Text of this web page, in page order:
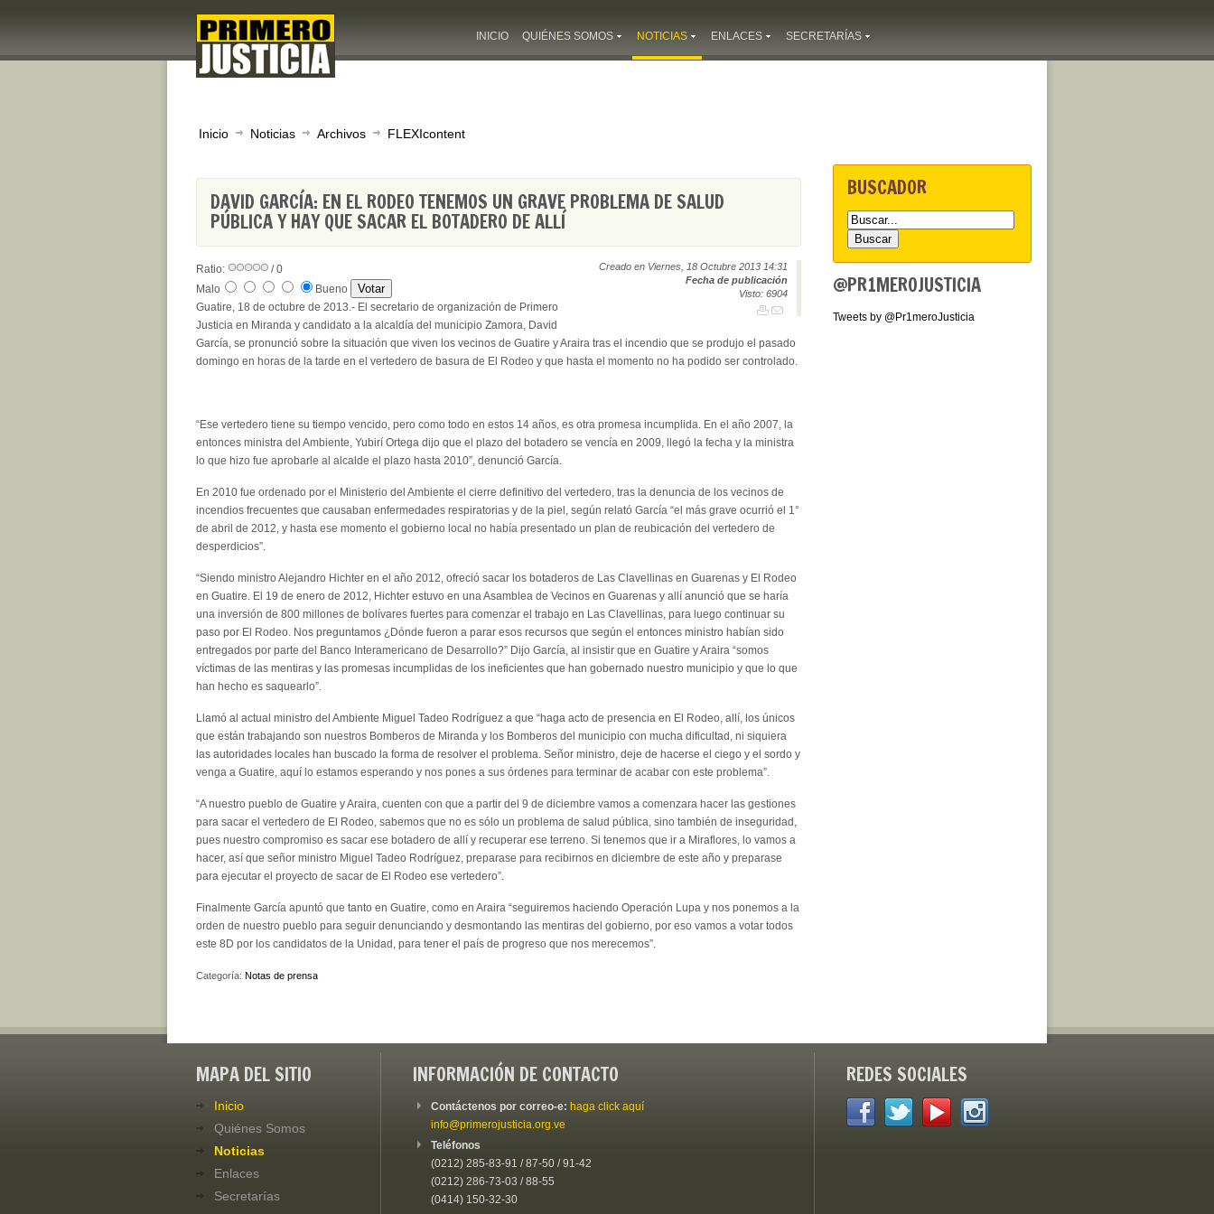
INICIO QUIÉNES SOMOS NOTICIAS ENLACES SECRETARÍAS
Inicio Noticias Archivos FLEXIcontent
DAVID GARCÍA: EN EL RODEO TENEMOS UN GRAVE PROBLEMA DE SALUD
PÚBLICA Y HAY QUE SACAR EL BOTADERO DE ALLÍ
Creado en Viernes, 18 Octubre 2013 14:31
Fecha de publicación
Visto: 6904
Ratio:
/ 0
Malo
Bueno
Guatire, 18 de octubre de 2013.- El secretario de organización de Primero
Justicia en Miranda y candidato a la alcaldía del municipio Zamora, David
García, se pronunció sobre la situación que viven los vecinos de Guatire y Araira tras el incendio que se produjo el pasado
domingo en horas de la tarde en el vertedero de basura de El Rodeo y que hasta el momento no ha podido ser controlado.
“Ese vertedero tiene su tiempo vencido, pero como todo en estos 14 años, es otra promesa incumplida. En el año 2007, la
entonces ministra del Ambiente, Yubirí Ortega dijo que el plazo del botadero se vencía en 2009, llegó la fecha y la ministra
lo que hizo fue aprobarle al alcalde el plazo hasta 2010”, denunció García.
En 2010 fue ordenado por el Ministerio del Ambiente el cierre definitivo del vertedero, tras la denuncia de los vecinos de
incendios frecuentes que causaban enfermedades respiratorias y de la piel, según relató García “el más grave ocurrió el 1°
de abril de 2012, y hasta ese momento el gobierno local no había presentado un plan de reubicación del vertedero de
desperdicios”.
“Siendo ministro Alejandro Hichter en el año 2012, ofreció sacar los botaderos de Las Clavellinas en Guarenas y El Rodeo
en Guatire. El 19 de enero de 2012, Hichter estuvo en una Asamblea de Vecinos en Guarenas y allí anunció que se haría
una inversión de 800 millones de bolívares fuertes para comenzar el trabajo en Las Clavellinas, para luego continuar su
paso por El Rodeo. Nos preguntamos ¿Dónde fueron a parar esos recursos que según el entonces ministro habían sido
entregados por parte del Banco Interamericano de Desarrollo?” Dijo García, al insistir que en Guatire y Araira “somos
víctimas de las mentiras y las promesas incumplidas de los ineficientes que han gobernado nuestro municipio y que lo que
han hecho es saquearlo”.
Llamó al actual ministro del Ambiente Miguel Tadeo Rodríguez a que “haga acto de presencia en El Rodeo, allí, los únicos
que están trabajando son nuestros Bomberos de Miranda y los Bomberos del municipio con mucha dificultad, ni siquiera
las autoridades locales han buscado la forma de resolver el problema. Señor ministro, deje de hacerse el ciego y el sordo y
venga a Guatire, aquí lo estamos esperando y nos pones a sus órdenes para terminar de acabar con este problema”.
“A nuestro pueblo de Guatire y Araira, cuenten con que a partir del 9 de diciembre vamos a comenzara hacer las gestiones
para sacar el vertedero de El Rodeo, sabemos que no es sólo un problema de salud pública, sino también de inseguridad,
pues nuestro compromiso es sacar ese botadero de allí y recuperar ese terreno. Si tenemos que ir a Miraflores, lo vamos a
hacer, así que señor ministro Miguel Tadeo Rodríguez, preparase para recibirnos en diciembre de este año y preparase
para ejecutar el proyecto de sacar de El Rodeo ese vertedero”.
Finalmente García apuntó que tanto en Guatire, como en Araira “seguiremos haciendo Operación Lupa y nos ponemos a la
orden de nuestro pueblo para seguir denunciando y desmontando las mentiras del gobierno, por eso vamos a votar todos
este 8D por los candidatos de la Unidad, para tener el país de progreso que nos merecemos”.
Categoría: Notas de prensa
BUSCADOR
@PR1MEROJUSTICIA
Tweets by @Pr1meroJusticia
MAPA DEL SITIO
Inicio
Quiénes Somos
Noticias
Enlaces
Secretarías
INFORMACIÓN DE CONTACTO
Contáctenos por correo-e: haga click aquí
info@primerojusticia.org.ve
Teléfonos
(0212) 285-83-91 / 87-50 / 91-42
(0212) 286-73-03 / 88-55
(0414) 150-32-30
REDES SOCIALES